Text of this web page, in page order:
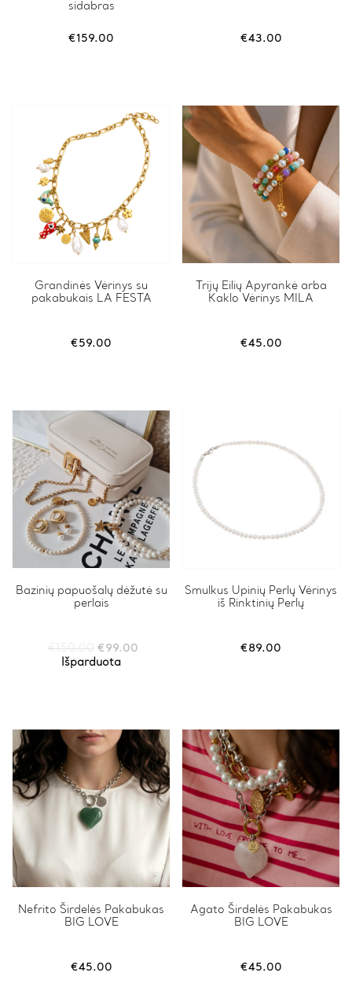
sidabras
€159.00 €43.00
Grandinės Vėrinys su
pakabukais LA FESTA
€59.00
Trijų Eilių Apyrankė arba
Kaklo Vėrinys MILA
€45.00
Bazinių papuošalų dėžutė su
perlais
€150.00 Original
price
€ 99.00
Išparduota
Smulkus Upinių Perlų Vėrinys
iš Rinktinių Perlų
€89.00
Nefrito Širdelės Pakabukas
BIG LOVE
€45.00
Agato Širdelės Pakabukas
BIG LOVE
€45.00